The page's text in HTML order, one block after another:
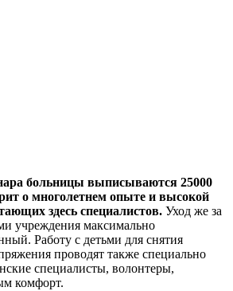
больницы выписываются 25000
о многолетнем опыте и высокой
здесь специалистов. Уход же за
учреждения максимально
Работу с детьми для снятия
проводят также специально
специалисты, волонтеры,
комфорт.